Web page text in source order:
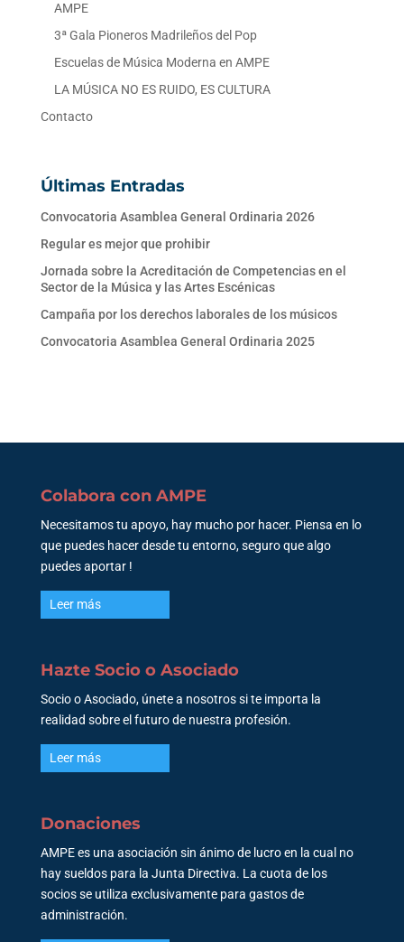
AMPE
3ª Gala Pioneros Madrileños del Pop
Escuelas de Música Moderna en AMPE
LA MÚSICA NO ES RUIDO, ES CULTURA
Contacto
Últimas Entradas
Convocatoria Asamblea General Ordinaria 2026
Regular es mejor que prohibir
Jornada sobre la Acreditación de Competencias en el
Sector de la Música y las Artes Escénicas
Campaña por los derechos laborales de los músicos
Convocatoria Asamblea General Ordinaria 2025
Colabora con AMPE
Necesitamos tu apoyo, hay mucho por hacer. Piensa en lo
que puedes hacer desde tu entorno, seguro que algo
puedes aportar !
Leer más
Hazte Socio o Asociado
Socio o Asociado, únete a nosotros si te importa la
realidad sobre el futuro de nuestra profesión.
Leer más
Donaciones
AMPE es una asociación sin ánimo de lucro en la cual no
hay sueldos para la Junta Directiva. La cuota de los
socios se utiliza exclusivamente para gastos de
administración.